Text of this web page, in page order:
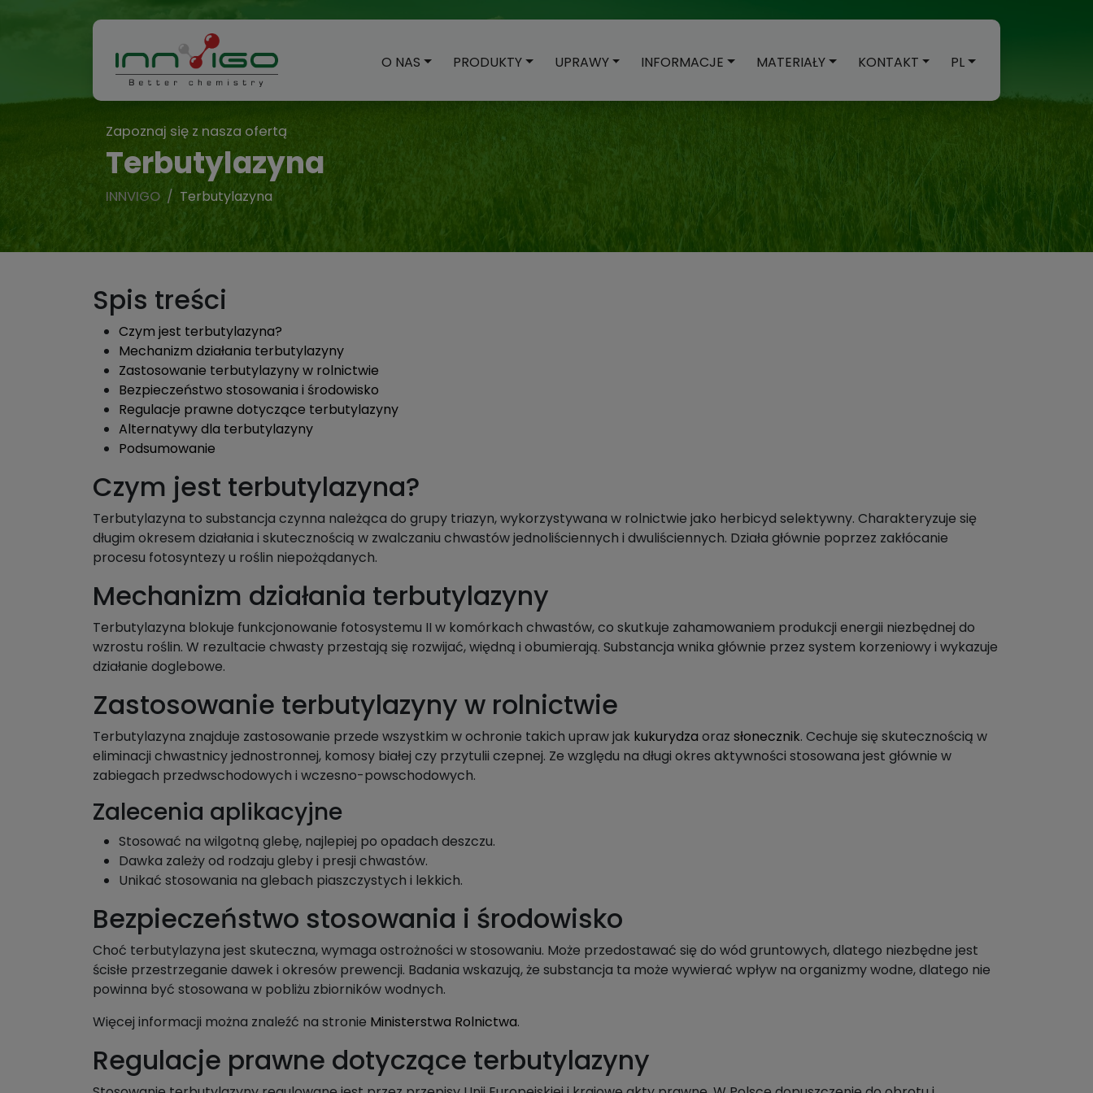
O NAS PRODUKTY UPRAWY INFORMACJE MATERIAŁY KONTAKT PL
Zapoznaj się z nasza ofertą
Terbutylazyna
INNVIGO Terbutylazyna
Spis treści
Czym jest terbutylazyna?
Mechanizm działania terbutylazyny
Zastosowanie terbutylazyny w rolnictwie
Bezpieczeństwo stosowania i środowisko
Regulacje prawne dotyczące terbutylazyny
Alternatywy dla terbutylazyny
Podsumowanie
Czym jest terbutylazyna?
Terbutylazyna to substancja czynna należąca do grupy triazyn, wykorzystywana w rolnictwie jako herbicyd selektywny. Charakteryzuje się
długim okresem działania i skutecznością w zwalczaniu chwastów jednoliściennych i dwuliściennych. Działa głównie poprzez zakłócanie
procesu fotosyntezy u roślin niepożądanych.
Mechanizm działania terbutylazyny
Terbutylazyna blokuje funkcjonowanie fotosystemu II w komórkach chwastów, co skutkuje zahamowaniem produkcji energii niezbędnej do
wzrostu roślin. W rezultacie chwasty przestają się rozwijać, więdną i obumierają. Substancja wnika głównie przez system korzeniowy i wykazuje
działanie doglebowe.
Zastosowanie terbutylazyny w rolnictwie
Terbutylazyna znajduje zastosowanie przede wszystkim w ochronie takich upraw jak kukurydza oraz słonecznik. Cechuje się skutecznością w
eliminacji chwastnicy jednostronnej, komosy białej czy przytulii czepnej. Ze względu na długi okres aktywności stosowana jest głównie w
zabiegach przedwschodowych i wczesno-powschodowych.
Zalecenia aplikacyjne
Stosować na wilgotną glebę, najlepiej po opadach deszczu.
Dawka zależy od rodzaju gleby i presji chwastów.
Unikać stosowania na glebach piaszczystych i lekkich.
Bezpieczeństwo stosowania i środowisko
Choć terbutylazyna jest skuteczna, wymaga ostrożności w stosowaniu. Może przedostawać się do wód gruntowych, dlatego niezbędne jest
ścisłe przestrzeganie dawek i okresów prewencji. Badania wskazują, że substancja ta może wywierać wpływ na organizmy wodne, dlatego nie
powinna być stosowana w pobliżu zbiorników wodnych.
Więcej informacji można znaleźć na stronie Ministerstwa Rolnictwa.
Regulacje prawne dotyczące terbutylazyny